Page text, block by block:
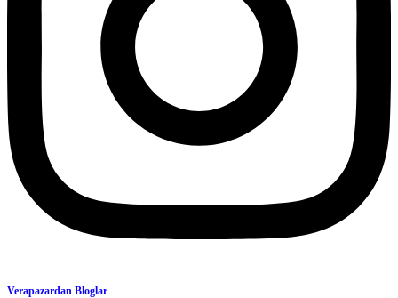
Verapazardan Bloglar